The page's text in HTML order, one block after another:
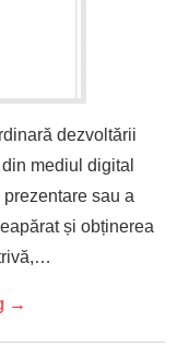
dezvoltării
mediul digital
sau a
și obținerea
→